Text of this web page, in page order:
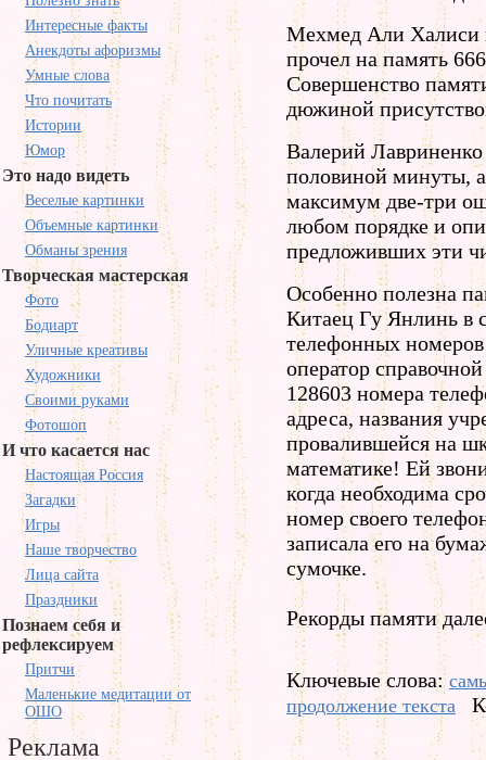
Интересные факты
Анекдоты афоризмы
Умные слова
Что почитать
Истории
Юмор
Это надо видеть
Веселые картинки
Объемные картинки
Обманы зрения
Творческая мастерская
Фото
Бодиарт
Уличные креативы
Художники
Своими руками
Фотошоп
И что касается нас
Настоящая Россия
Загадки
Игры
Наше творчество
Лица сайта
Праздники
Познаем себя и
рефлексируем
Притчи
Маленькие медитации от
ОШО
Реклама
Мехмед Али Халиси
прочел на память
Совершенство
дюжиной
Валерий Лавриненко
половиной минуты,
максимум две-три
любом порядке и
предложивших эти
Особенно полезна
Китаец Гу Янлинь в
телефонных
оператор
128603 номера
адреса, названия
провалившейся на
математике! Ей
когда необходима
номер своего
записала его на
сумочке.
Рекорды памяти
Ключевые слова:
продолжение текста